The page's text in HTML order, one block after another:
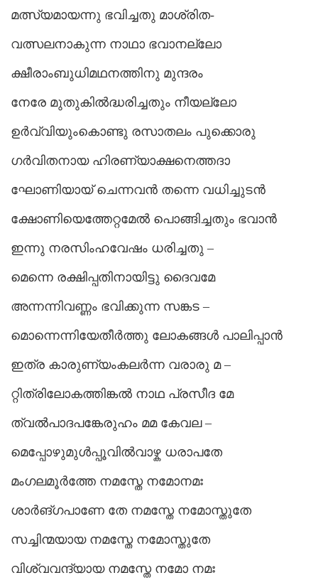
മത്സ്യമായന്നു ഭവിച്ചതു മാശ്രിത-
വത്സലനാകുന്ന നാഥാ ഭവാനല്ലോ
ക്ഷീരാംബുധിമഥനത്തിനു മുന്ദരം
നേരേ മുതുകിൽദ്ധരിച്ചതും നീയല്ലോ
ഉർവ്വിയുംകൊണ്ടു രസാതലം പുക്കൊരു
ഗർവിതനായ ഹിരണ്യാക്ഷനെത്തദാ
ഘോണിയായ് ചെന്നവൻ തന്നെ വധിച്ചുടൻ
ക്ഷോണിയെത്തേറ്റമേൽ പൊങ്ങിച്ചതും ഭവാൻ
ഇന്നു നരസിംഹവേഷം ധരിച്ചതു –
മെന്നെ രക്ഷിപ്പതിനായിട്ടു ദൈവമേ
അന്നന്നിവണ്ണം ഭവിക്കുന്ന സങ്കട –
മൊന്നെന്നിയേതീർത്തു ലോകങ്ങൾ പാലിപ്പാൻ
ഇത്ര കാരുണ്യംകലർന്ന വരാരു മ –
റ്റിത്രിലോകത്തിങ്കൽ നാഥ പ്രസീദ മേ
ത്വൽപാദപങ്കേരുഹം മമ കേവല –
മെപ്പോഴുമുൾപ്പൂവിൽവാഴ്ക ധരാപതേ
മംഗലമൂർത്തേ നമസ്തേ നമോനമഃ
ശാർങ്ഗപാണേ തേ നമസ്തേ നമോസ്തുതേ
സച്ചിന്മയായ നമസ്തേ നമോസ്തുതേ
വിശ്വവന്ദ്യായ നമസ്തേ നമോ നമഃ